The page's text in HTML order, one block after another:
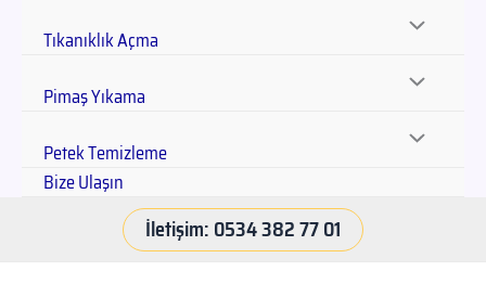
Tıkanıklık Açma
Pimaş Yıkama
Petek Temizleme
Bize Ulaşın
İletişim: 0534 382 77 01